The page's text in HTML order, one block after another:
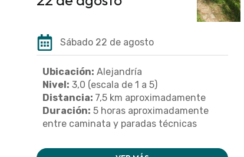
Sábado 22 de agosto
Ubicación: Alejandría
Nivel: 3,0 (escala de 1 a 5)
Distancia: 7,5 km aproximadamente
Duración: 5 horas aproximadamente
entre caminata y paradas técnicas